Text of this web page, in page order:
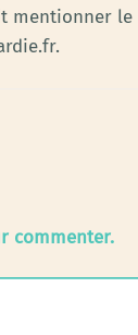
mentionner le
commenter.